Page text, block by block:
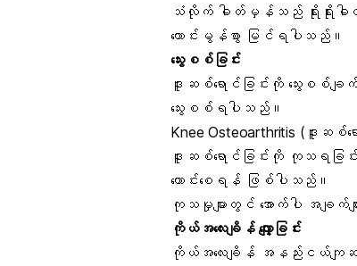
သံလိုက် ဓါတ်မှန်သည် ရိုးရိုးဓါတ်
ကောင်းမွန်စွာ မြင်ရပါသည်။
သွေးစစ်ခြင်း
ဒူးဆစ်ရောင်ခြင်းကို သွေးစစ်ချ
သွေးစစ်ရပါသည်။
Knee Osteoarthritis (ဒူး
ဒူးဆစ်ရောင်ခြင်းကို ကုသရခြ
ကောင်းစေရန် ဖြစ်ပါသည်။
ကုသမှုများတွင် အောက်ပါ အချက်မ
ကိုယ်အလေးချိန် လျှော့ခြင်း
ကိုယ်အလေးချိန် အနည်းငယ်ကျ